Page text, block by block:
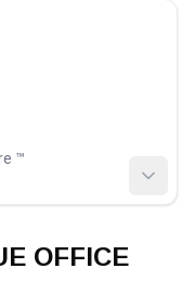
™️
OFFICE